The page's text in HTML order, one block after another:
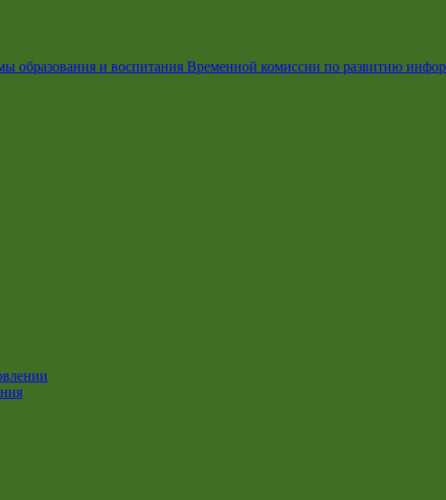
образования и воспитания Временной комиссии по развитию